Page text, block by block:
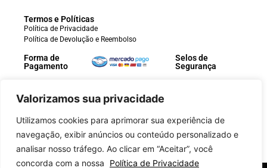
Valorizamos sua privacidade
Utilizamos cookies para aprimorar sua experiência de
navegação, exibir anúncios ou conteúdo personalizado e
analisar nosso tráfego. Ao clicar em “Aceitar”, você
concorda com a nossa
Política de Privacidade
Termos e Políticas
Política de Privacidade
Política de Devolução e Reembolso
Forma de
Pagamento
Selos de
Segurança